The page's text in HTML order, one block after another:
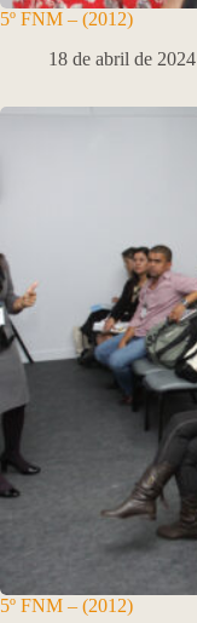
5º FNM – (2012)
18 de abril de 2024
5º FNM – (2012)